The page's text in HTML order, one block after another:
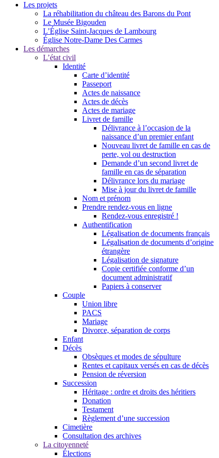
Les projets
La réhabilitation du château des Barons du Pont
Le Musée Bigouden
L’Église Saint-Jacques de Lambourg
Église Notre-Dame Des Carmes
Les démarches
L’état civil
Identité
Carte d’identité
Passeport
Actes de naissance
Actes de décès
Actes de mariage
Livret de famille
Délivrance à l’occasion de la
naissance d’un premier enfant
Nouveau livret de famille en cas de
perte, vol ou destruction
Demande d’un second livret de
famille en cas de séparation
Délivrance lors du mariage
Mise à jour du livret de famille
Nom et prénom
Prendre rendez-vous en ligne
Rendez-vous enregistré !
Authentification
Légalisation de documents français
Légalisation de documents d’origine
étrangère
Légalisation de signature
Copie certifiée conforme d’un
document administratif
Papiers à conserver
Couple
Union libre
PACS
Mariage
Divorce, séparation de corps
Enfant
Décès
Obsèques et modes de sépulture
Rentes et capitaux versés en cas de décès
Pension de réversion
Succession
Héritage : ordre et droits des héritiers
Donation
Testament
Règlement d’une succession
Cimetière
Consultation des archives
La citoyenneté
Élections